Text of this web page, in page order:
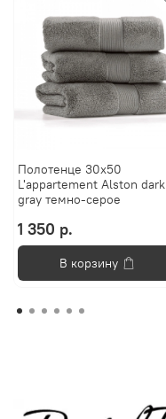
Полотенце 30х50
L'appartement Alston dark
gray темно-серое
1 350 р.
В корзину